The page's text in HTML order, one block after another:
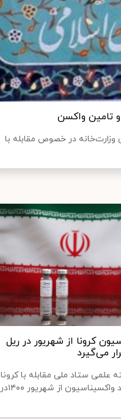
و تامین واکسن
وزارت‌خانه در خصوص مقابله با
کرونا از شهریور در ریل
می‌گیرد
علمی ستاد ملی مقابله با کرونا
گفت: روند واکسیناسیون از شهریور ۱۴۰۰در